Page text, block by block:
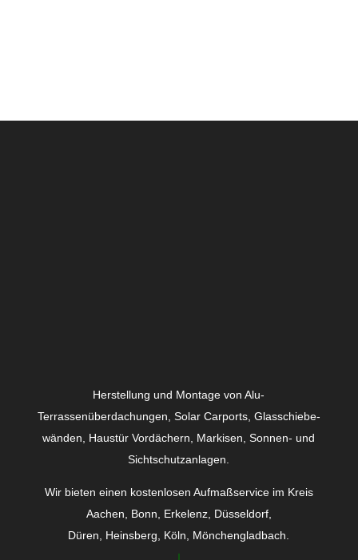
Herstellung und Montage von Alu-
Terrassenüberdachungen, Solar Carports, Glas­schiebe­
wänden, Haustür Vordächern, Markisen, Sonnen- und
Sichtschutzanlagen.
Wir bieten einen kostenlosen Aufmaßservice im Kreis
Aachen, Bonn, Erkelenz, Düsseldorf,
Düren, Heinsberg, Köln, Mönchengladbach.